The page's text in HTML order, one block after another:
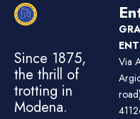
Since 1875,
the thrill of
trotting in
Modena.
Via
road)